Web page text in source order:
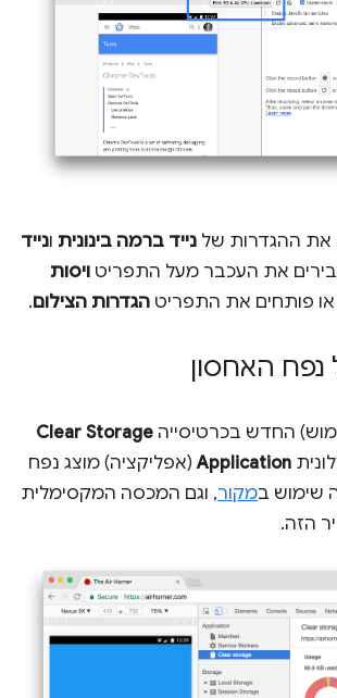
את ההגדרות של נייד ברמה בינונית ונייד
את העכבר מעל התפריט ויסות
או פותחים את התפריט הגדרות הצילום.
נפח האחסון
החדש בכרטיסייה Clear Storage
Application(אפליקציה) מוצג נפח
שימוש במקור, וגם המכסה המקסימלית
הזה.